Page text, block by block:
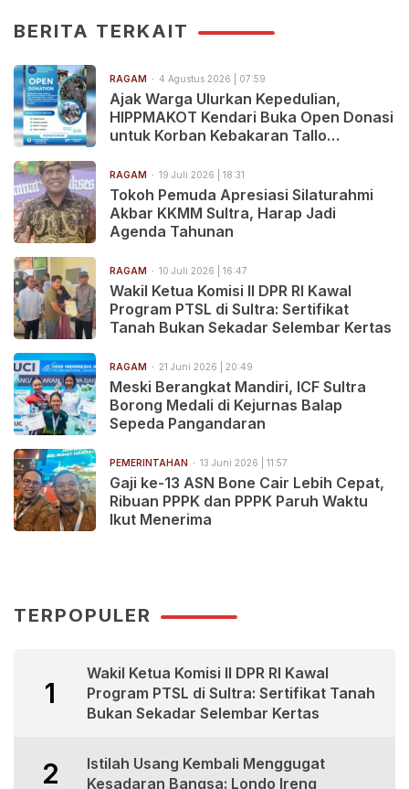
BERITA TERKAIT
RAGAM 4 Agustus 2026 | 07:59
Ajak Warga Ulurkan Kepedulian,
HIPPMAKOT Kendari Buka Open Donasi
untuk Korban Kebakaran Tallo
RAGAM 19 Juli 2026 | 18:31
Tokoh Pemuda Apresiasi Silaturahmi
Akbar KKMM Sultra, Harap Jadi
Agenda Tahunan
RAGAM 10 Juli 2026 | 16:47
Wakil Ketua Komisi II DPR RI Kawal
Program PTSL di Sultra: Sertifikat
Tanah Bukan Sekadar Selembar Kertas
RAGAM 21 Juni 2026 | 20:49
Meski Berangkat Mandiri, ICF Sultra
Borong Medali di Kejurnas Balap
Sepeda Pangandaran
PEMERINTAHAN 13 Juni 2026 | 11:57
Gaji ke-13 ASN Bone Cair Lebih Cepat,
Ribuan PPPK dan PPPK Paruh Waktu
Ikut Menerima
TERPOPULER
1
Wakil Ketua Komisi II DPR RI Kawal
Program PTSL di Sultra: Sertifikat Tanah
Bukan Sekadar Selembar Kertas
2
Istilah Usang Kembali Menggugat
Kesadaran Bangsa: Londo Ireng